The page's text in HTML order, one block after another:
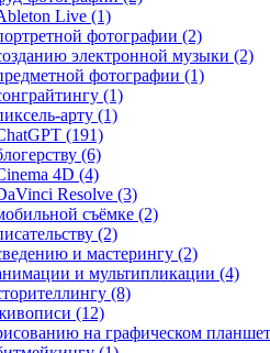
Live (1)
фотографии (2)
электронной музыки (2)
фотографии (1)
(1)
арту (1)
(191)
(6)
4D (4)
Resolve (3)
съёмке (2)
(2)
и мастерингу (2)
и мультипликации (4)
(8)
(12)
на графическом